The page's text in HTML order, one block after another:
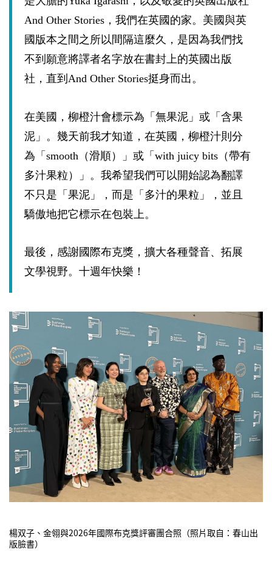
And Other Stories ，我們在英國的家。美國與英
國版本之間之所以間隔這麼久，是因為我們找
不到願意將譯者名字放在書封上的英國出版
社，直到 And Other Stories挺身而出。
在美國，柳橙汁會標示為「無果泥」或「含果
泥」。幾天前我才知道，在英國，柳橙汁則分
為「 smooth （滑順）」或「 with juicy bits （帶有
多汁果粒）」。我希望我們可以開始認為翻譯
不只是「果泥」，而是「多汁的果粒」，並且
驕傲地把它標示在包裝上。
最後，感謝國際布克獎，擴大各種聲音、拓展
文學視野。十週年快樂！
楊双子、金翎與2026年國際布克獎評審團合照（照片取自：春山出
版臉書）